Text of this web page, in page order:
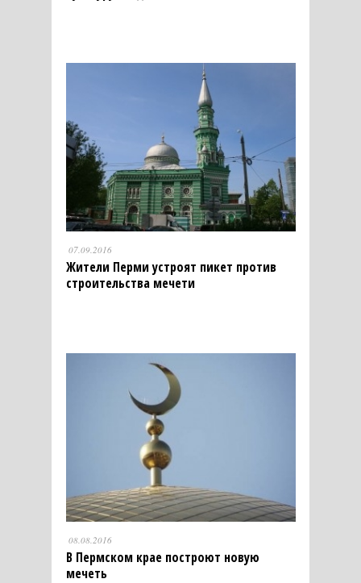
07.09.2016
Жители Перми устроят пикет против
строительства мечети
08.08.2016
В Пермском крае построют новую
мечеть